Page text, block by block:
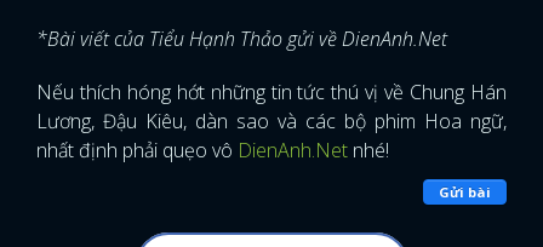
*Bài viết của Tiểu Hạnh Thảo gửi về DienAnh.Net
Nếu thích hóng hớt những tin tức thú vị về Chung Hán
Lương, Đậu Kiêu, dàn sao và các bộ phim Hoa ngữ,
nhất định phải quẹo vô DienAnh.Net nhé!
Gửi bài